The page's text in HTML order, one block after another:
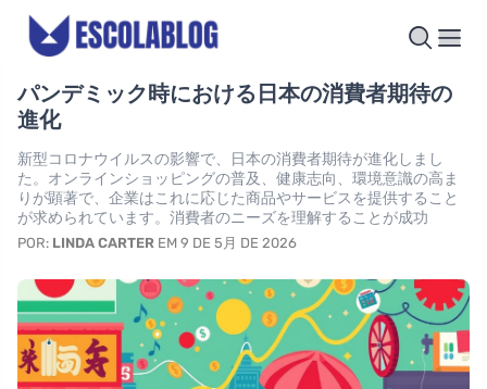
パンデミック時における日本の消費者期待の
進化
新型コロナウイルスの影響で、日本の消費者期待が進化しまし
た。オンラインショッピングの普及、健康志向、環境意識の高ま
りが顕著で、企業はこれに応じた商品やサービスを提供すること
が求められています。消費者のニーズを理解することが成功
POR: LINDA CARTER EM 9 DE 5月 DE 2026